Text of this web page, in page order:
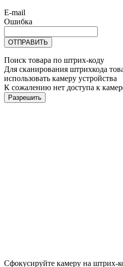
E-mail
Ошибка
ОТПРАВИТЬ
Поиск товара по штрих-коду
Для сканирования штрихкода
использовать камеру устройства
К сожалению нет доступа к
Разрешить
Сфокусируйте камеру на штрих-